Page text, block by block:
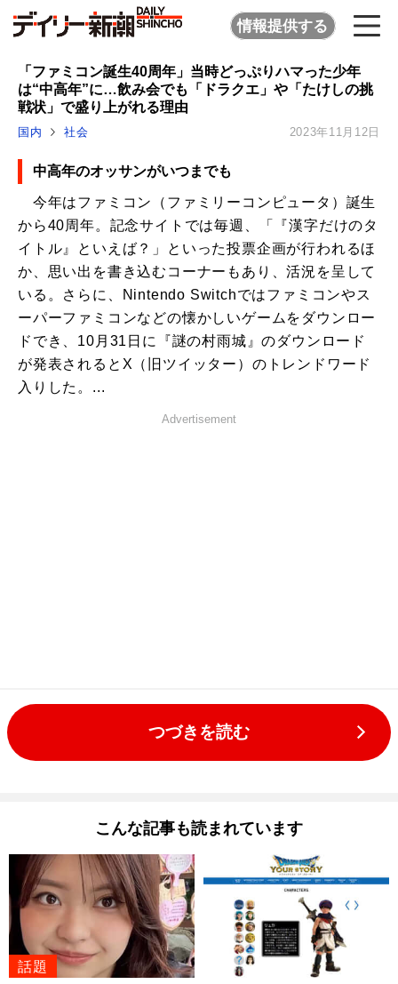
情報提供する
「ファミコン誕生40周年」当時どっぷりハマった少年
は“中高年”に…飲み会でも「ドラクエ」や「たけしの挑
戦状」で盛り上がれる理由
国内 社会 2023年11月12日
中高年のオッサンがいつまでも
今年はファミコン（ファミリーコンピュータ）誕生
から40周年。記念サイトでは毎週、「『漢字だけのタ
イトル』といえば？」といった投票企画が行われるほ
か、思い出を書き込むコーナーもあり、活況を呈して
いる。さらに、Nintendo Switchではファミコンやス
ーパーファミコンなどの懐かしいゲームをダウンロー
ドでき、10月31日に『謎の村雨城』のダウンロード
が発表されるとX（旧ツイッター）のトレンドワード
入りした。...
Advertisement
つづきを読む
こんな記事も読まれています
話題